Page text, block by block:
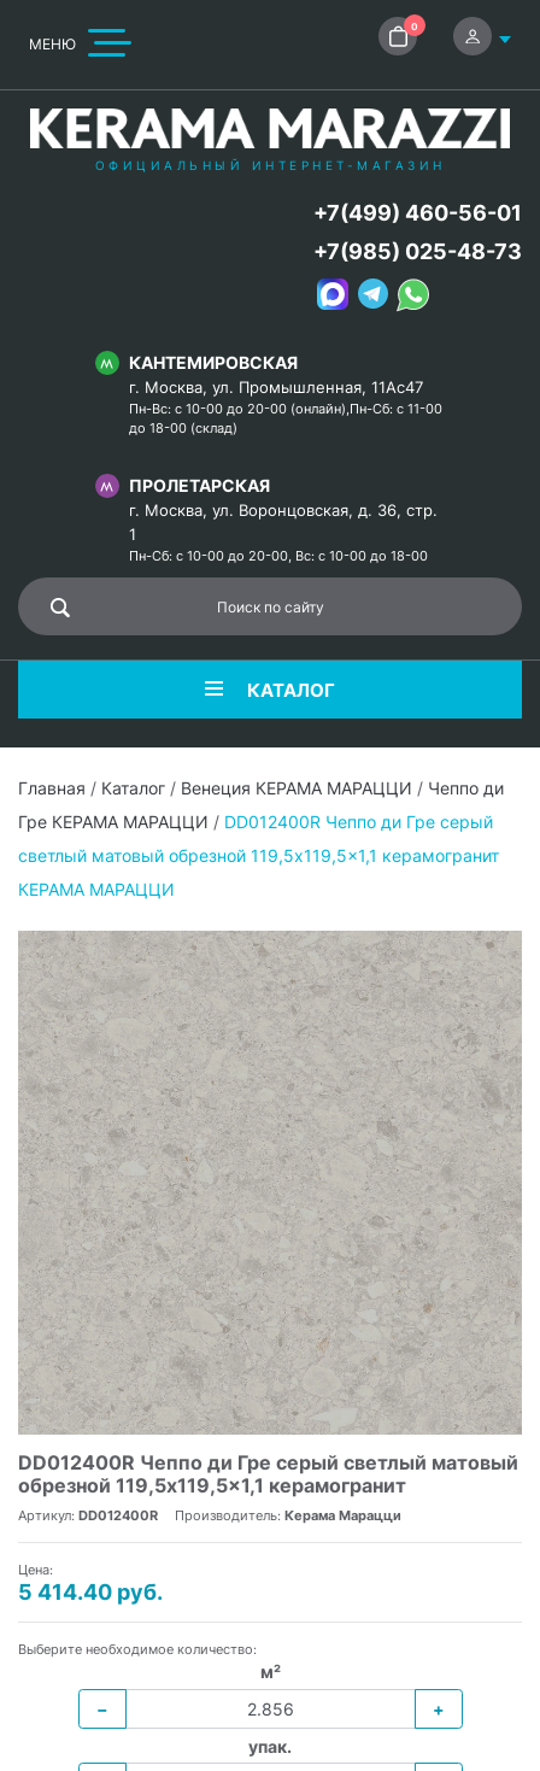
МЕНЮ
0
ОФИЦИАЛЬНЫЙ ИНТЕРНЕТ-МАГАЗИН
КАНТЕМИРОВСКАЯ
г. Москва, ул. Промышленная, 11Ас47
Пн-Вс: с 10-00 до 20-00 (онлайн),Пн-Сб: с 11-00
до 18-00 (склад)
ПРОЛЕТАРСКАЯ
г. Москва, ул. Воронцовская, д. 36, стр.
1
Пн-Сб: с 10-00 до 20-00, Вс: с 10-00 до 18-00
+7(499) 460-56-01
+7(985) 025-48-73
КАТАЛОГ
Главная / Каталог / Венеция КЕРАМА МАРАЦЦИ / Чеппо ди
Гре КЕРАМА МАРАЦЦИ / DD012400R Чеппо ди Гре серый
светлый матовый обрезной 119,5x119,5x1,1 керамогранит
КЕРАМА МАРАЦЦИ
DD012400R Чеппо ди Гре серый светлый матовый
обрезной 119,5x119,5x1,1 керамогранит
Артикул: DD012400R Производитель: Керама Марацци
Цена:
5 414.40 руб.
Выберите необходимое количество:
м²
−
+
упак.